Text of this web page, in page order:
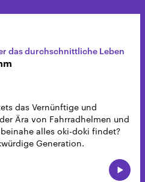
das durchschnittliche Leben
das Vernünftige und
Ära von Fahrradhelmen und
alles oki-doki findet?
Generation.